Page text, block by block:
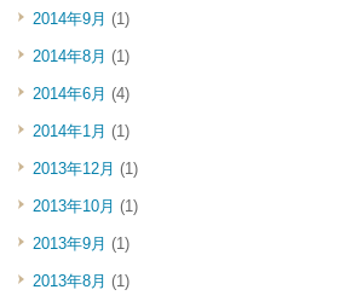
2014年9月 (1)
2014年8月 (1)
2014年6月 (4)
2014年1月 (1)
2013年12月 (1)
2013年10月 (1)
2013年9月 (1)
2013年8月 (1)